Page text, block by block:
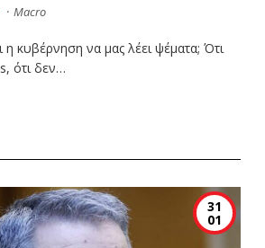
· Macro
η κυβέρνηση να μας λέει ψέματα; Ότι
ότι δεν…
31
01